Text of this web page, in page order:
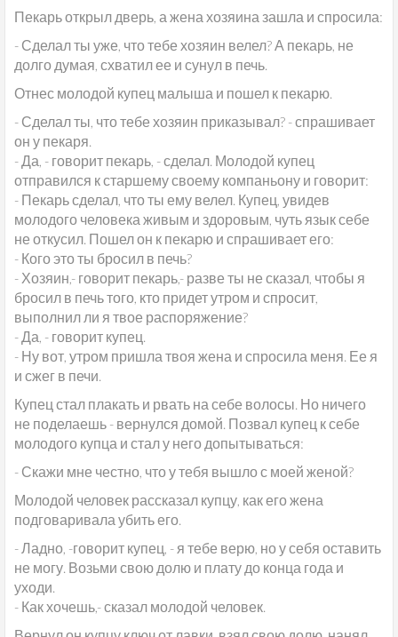
Пекарь открыл дверь, а жена хозяина зашла и спросила:
- Сделал ты уже, что тебе хозяин велел? А пекарь, не
долго думая, схватил ее и сунул в печь.
Отнес молодой купец малыша и пошел к пекарю.
- Сделал ты, что тебе хозяин приказывал? - спрашивает
он у пекаря.
- Да, - говорит пекарь, - сделал. Молодой купец
отправился к старшему своему компаньону и говорит:
- Пекарь сделал, что ты ему велел. Купец, увидев
молодого человека живым и здоровым, чуть язык себе
не откусил. Пошел он к пекарю и спрашивает его:
- Кого это ты бросил в печь?
- Хозяин,- говорит пекарь,- разве ты не сказал, чтобы я
бросил в печь того, кто придет утром и спросит,
выполнил ли я твое распоряжение?
- Да, - говорит купец.
- Ну вот, утром пришла твоя жена и спросила меня. Ее я
и сжег в печи.
Купец стал плакать и рвать на себе волосы. Но ничего
не поделаешь - вернулся домой. Позвал купец к себе
молодого купца и стал у него допытываться:
- Скажи мне честно, что у тебя вышло с моей женой?
Молодой человек рассказал купцу, как его жена
подговаривала убить его.
- Ладно, -говорит купец, - я тебе верю, но у себя оставить
не могу. Возьми свою долю и плату до конца года и
уходи.
- Как хочешь,- сказал молодой человек.